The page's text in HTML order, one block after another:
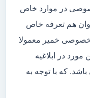
خصوصی در موارد خاص
هم تعرفه خاص
خصوصی خمیر معمولا
در ابلاغیه
که با توجه به